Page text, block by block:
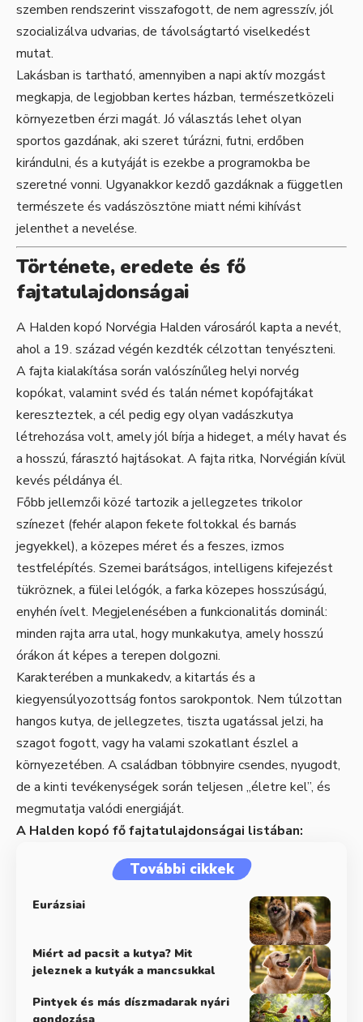
szemben rendszerint visszafogott, de nem agresszív, jól
szocializálva udvarias, de távolságtartó viselkedést
mutat.
Lakásban is tartható, amennyiben a napi aktív mozgást
megkapja, de legjobban kertes házban, természetközeli
környezetben érzi magát. Jó választás lehet olyan
sportos gazdának, aki szeret túrázni, futni, erdőben
kirándulni, és a kutyáját is ezekbe a programokba be
szeretné vonni. Ugyanakkor kezdő gazdáknak a független
természete és vadászösztöne miatt némi kihívást
jelenthet a nevelése.
Története, eredete és fő
fajtatulajdonságai
A Halden kopó Norvégia Halden városáról kapta a nevét,
ahol a 19. század végén kezdték célzottan tenyészteni.
A fajta kialakítása során valószínűleg helyi norvég
kopókat, valamint svéd és talán német kopófajtákat
kereszteztek, a cél pedig egy olyan vadászkutya
létrehozása volt, amely jól bírja a hideget, a mély havat és
a hosszú, fárasztó hajtásokat. A fajta ritka, Norvégián kívül
kevés példánya él.
Főbb jellemzői közé tartozik a jellegzetes trikolor
színezet (fehér alapon fekete foltokkal és barnás
jegyekkel), a közepes méret és a feszes, izmos
testfelépítés. Szemei barátságos, intelligens kifejezést
tükröznek, a fülei lelógók, a farka közepes hosszúságú,
enyhén ívelt. Megjelenésében a funkcionalitás dominál:
minden rajta arra utal, hogy munkakutya, amely hosszú
órákon át képes a terepen dolgozni.
Karakterében a munkakedv, a kitartás és a
kiegyensúlyozottság fontos sarokpontok. Nem túlzottan
hangos kutya, de jellegzetes, tiszta ugatással jelzi, ha
szagot fogott, vagy ha valami szokatlant észlel a
környezetében. A családban többnyire csendes, nyugodt,
de a kinti tevékenységek során teljesen „életre kel”, és
megmutatja valódi energiáját.
A Halden kopó fő fajtatulajdonságai listában:
További cikkek
Eurázsiai
Miért ad pacsit a kutya? Mit
jeleznek a kutyák a mancsukkal
Pintyek és más díszmadarak nyári